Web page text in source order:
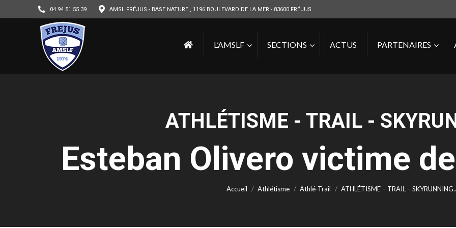
04 94 51 55 39 AMSL FRÉJUS - BASE NATURE , 1196 BOULEVARD DE LA MER - 83600 FRÉJUS
L’AMSLF SECTIONS ACTUS PARTENAIRES
ATHLÉTISME - TRAIL -
Esteban Olivero victime
Vous êtes ici :
Accueil Athlétisme Athlé-Trail ATHLÉTISME – TRAIL –